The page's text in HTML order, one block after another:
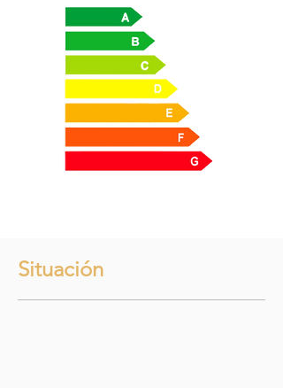
Situación